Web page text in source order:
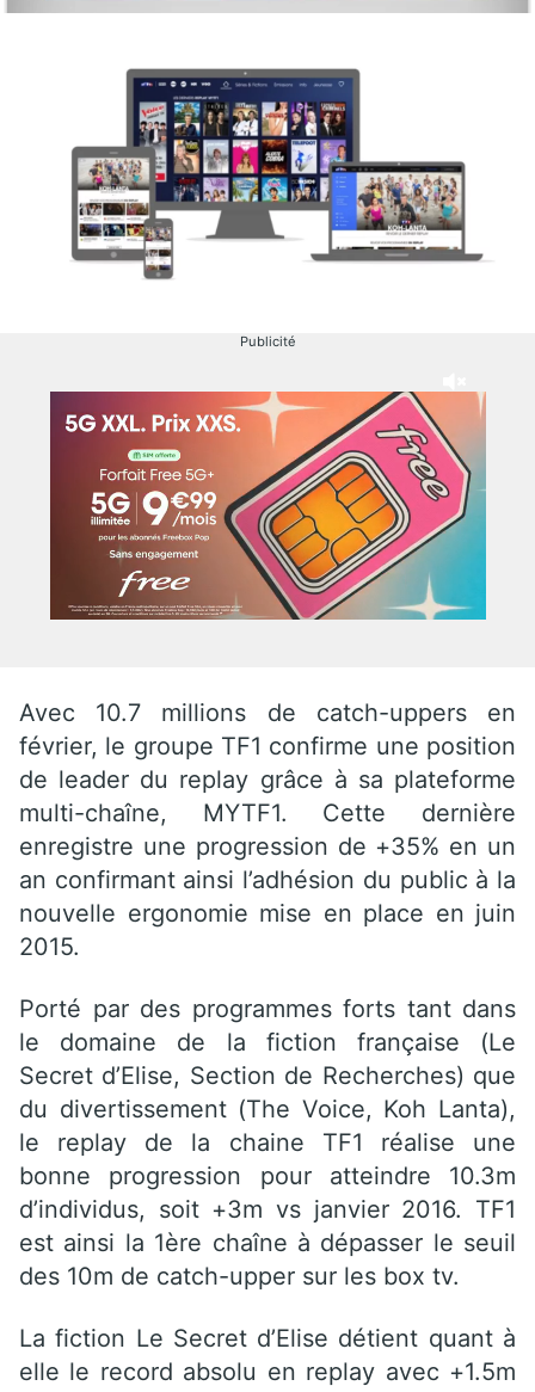
Publicité
Avec 10.7 millions de catch-uppers en
février, le groupe TF1 confirme une position
de leader du replay grâce à sa plateforme
multi-chaîne, MYTF1. Cette dernière
enregistre une progression de +35% en un
an confirmant ainsi l’adhésion du public à la
nouvelle ergonomie mise en place en juin
2015.
Porté par des programmes forts tant dans
le domaine de la fiction française (Le
Secret d’Elise, Section de Recherches) que
du divertissement (The Voice, Koh Lanta),
le replay de la chaine TF1 réalise une
bonne progression pour atteindre 10.3m
d’individus, soit +3m vs janvier 2016. TF1
est ainsi la 1ère chaîne à dépasser le seuil
des 10m de catch-upper sur les box tv.
La fiction Le Secret d’Elise détient quant à
elle le record absolu en replay avec +1.5m